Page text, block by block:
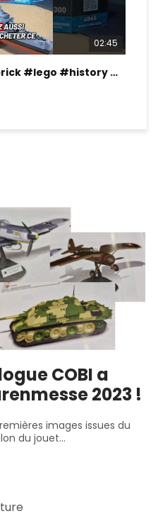
02:45
Cobi USS kidd #cobi #brick #lego #history #ww2
COBI a
2023 !
images issues du
du jouet...